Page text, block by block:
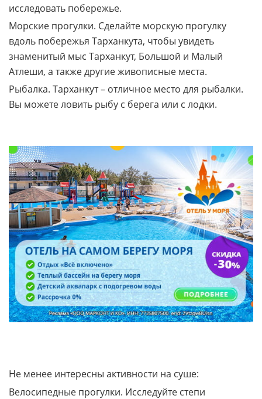
исследовать побережье.
Морские прогулки. Сделайте морскую прогулку
вдоль побережья Тарханкута, чтобы увидеть
знаменитый мыс Тарханкут, Большой и Малый
Атлеши, а также другие живописные места.
Рыбалка. Тарханкут – отличное место для рыбалки.
Вы можете ловить рыбу с берега или с лодки.
Не менее интересны активности на суше:
Велосипедные прогулки. Исследуйте степи